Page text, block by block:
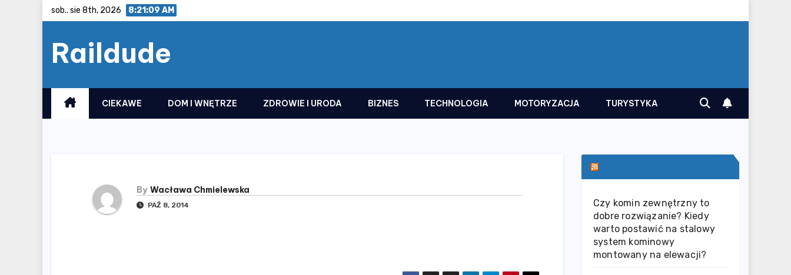
sob.. sie 8th, 2026 8:21:09 AM
Raildude
CIEKAWE DOM I WNĘTRZE ZDROWIE I URODA BIZNES TECHNOLOGIA MOTORYZACJA TURYSTYKA
By Wacława Chmielewska
PAŹ 8, 2014
Czy komin zewnętrzny to
dobre rozwiązanie? Kiedy
warto postawić na stalowy
system kominowy
montowany na elewacji?